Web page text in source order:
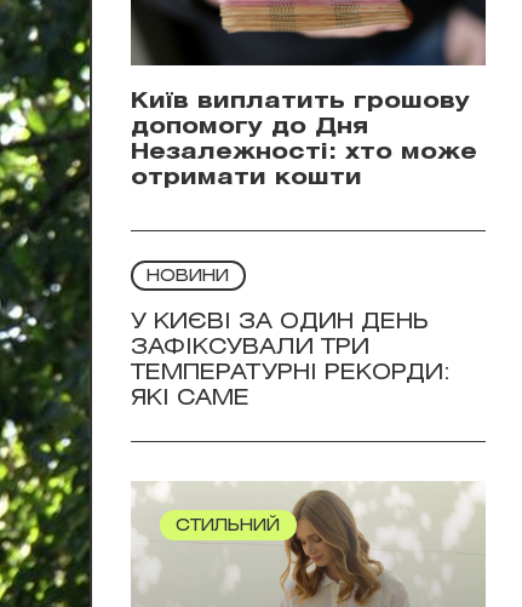
Київ виплатить грошову
допомогу до Дня
Незалежності: хто може
отримати кошти
НОВИНИ
У КИЄВІ ЗА ОДИН ДЕНЬ
ЗАФІКСУВАЛИ ТРИ
ТЕМПЕРАТУРНІ РЕКОРДИ:
ЯКІ САМЕ
СТИЛЬНИЙ